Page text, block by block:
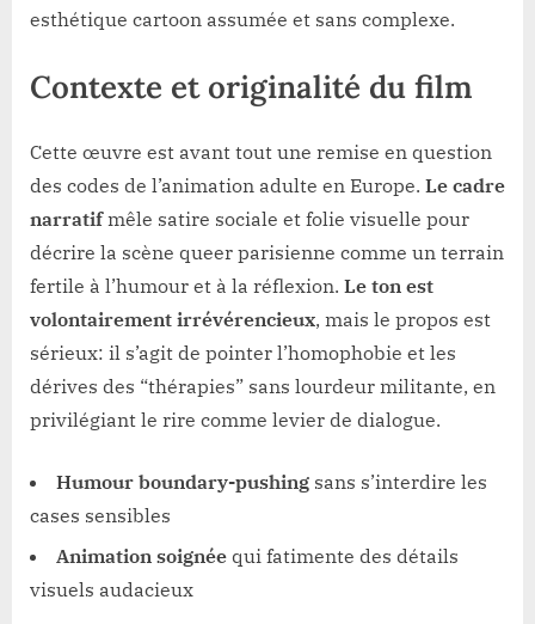
esthétique cartoon assumée et sans complexe.
Contexte et originalité du film
Cette œuvre est avant tout une remise en question
des codes de l’animation adulte en Europe. Le cadre
narratifmêle satire sociale et folie visuelle pour
décrire la scène queer parisienne comme un terrain
fertile à l’humour et à la réflexion. Le ton est
volontairement irrévérencieux, mais le propos est
sérieux: il s’agit de pointer l’homophobie et les
dérives des “thérapies” sans lourdeur militante, en
privilégiant le rire comme levier de dialogue.
Humour boundary-pushing sans s’interdire les
cases sensibles
Animation soignée qui fatimente des détails
visuels audacieux